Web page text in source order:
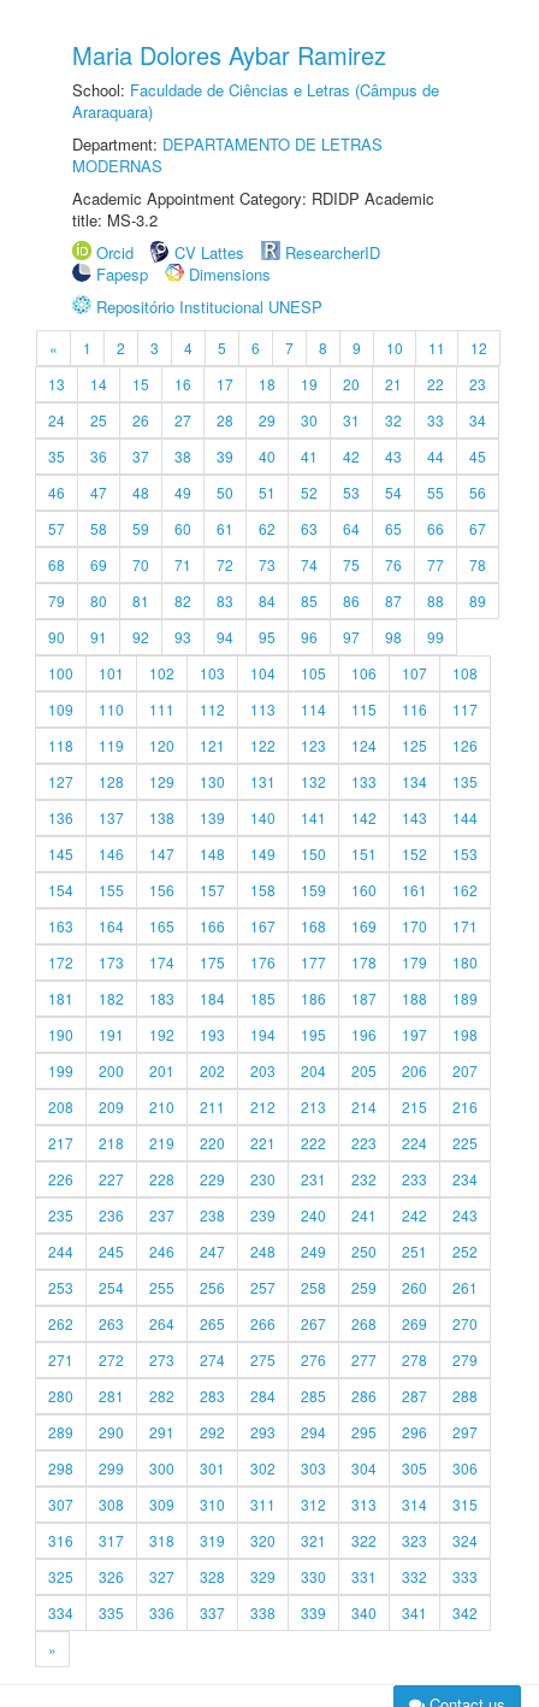
Maria Dolores Aybar Ramirez
School: Faculdade de Ciências e Letras (Câmpus de
Araraquara)
Department: DEPARTAMENTO DE LETRAS
MODERNAS
Academic Appointment Category: RDIDP Academic
title: MS-3.2
Orcid
CV Lattes
ResearcherID
Fapesp
Dimensions
Repositório Institucional UNESP
« 1 2 3 4 5 6 7 8 9 10 11
12
13
14 15 16 17 18 19 20 21 22
23
24
25 26 27 28 29 30 31 32 33
34
35
36 37 38 39 40 41 42 43 44
45
46
47 48 49 50 51 52 53 54 55
56
57
58 59 60 61 62 63 64 65 66
67
68
69 70 71 72 73 74 75 76 77
78
79
80 81 82 83 84 85 86 87 88
89
90
91 92 93 94 95 96 97 98
99
100
101 102 103 104 105 106 107
108
109
110 111 112 113 114 115 116
117
118
119 120 121 122 123 124 125
126
127
128 129 130 131 132 133 134
135
136
137 138 139 140 141 142 143
144
145
146 147 148 149 150 151 152
153
154
155 156 157 158 159 160 161
162
163
164 165 166 167 168 169 170
171
172
173 174 175 176 177 178 179
180
181
182 183 184 185 186 187 188
189
190
191 192 193 194 195 196 197
198
199
200 201 202 203 204 205 206
207
208
209 210 211 212 213 214 215
216
217
218 219 220 221 222 223 224
225
226
227 228 229 230 231 232 233
234
235
236 237 238 239 240 241 242
243
244
245 246 247 248 249 250 251
252
253
254 255 256 257 258 259 260
261
262
263 264 265 266 267 268 269
270
271
272 273 274 275 276 277 278
279
280
281 282 283 284 285 286 287
288
289
290 291 292 293 294 295 296
297
298
299 300 301 302 303 304 305
306
307
308 309 310 311 312 313 314
315
316
317 318 319 320 321 322 323
324
325
326 327 328 329 330 331 332
333
334
335 336 337 338 339 340 341
342
»